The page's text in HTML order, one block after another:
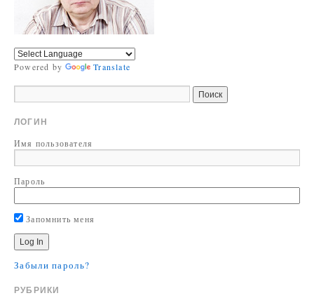
Powered by Translate
ЛОГИН
Имя пользователя
Пароль
Запомнить меня
Забыли пароль?
РУБРИКИ